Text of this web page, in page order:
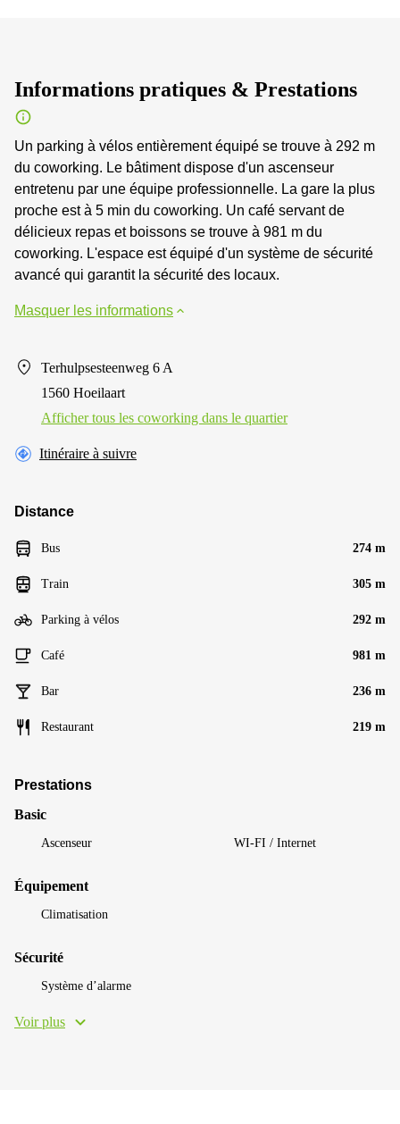
Informations pratiques & Prestations
Un parking à vélos entièrement équipé se trouve à 292 m
du coworking. Le bâtiment dispose d'un ascenseur
entretenu par une équipe professionnelle. La gare la plus
proche est à 5 min du coworking. Un café servant de
délicieux repas et boissons se trouve à 981 m du
coworking. L'espace est équipé d'un système de sécurité
avancé qui garantit la sécurité des locaux.
Masquer les informations
Terhulpsesteenweg 6 A
1560 Hoeilaart
Afficher tous les сoworking dans le quartier
Itinéraire à suivre
Distance
Bus 274 m
Train 305 m
Parking à vélos 292 m
Café 981 m
Bar 236 m
Restaurant 219 m
Prestations
Basic
Ascenseur WI-FI / Internet
Équipement
Climatisation
Sécurité
Système d’alarme
Voir plus